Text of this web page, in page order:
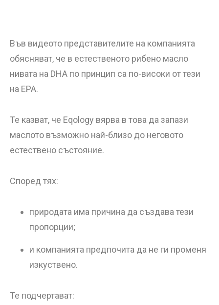
Във видеото представителите на компанията
обясняват, че в естественото рибено масло
нивата на DHA по принцип са по-високи от тези
на EPA.
Те казват, че Eqology вярва в това да запази
маслото възможно най-близо до неговото
естествено състояние.
Според тях:
природата има причина да създава тези
пропорции;
и компанията предпочита да не ги променя
изкуствено.
Те подчертават: